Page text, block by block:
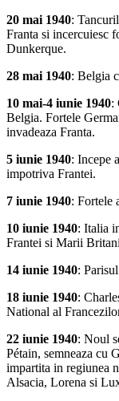
20 mai 1940:
Franta si incercuiesc
Dunkerque.
28 mai 1940: Belgia
10 mai-4 iunie 1940:
Belgia. Fortele
invadeaza Franta.
5 iunie 1940: Incepe
impotriva Frantei.
7 iunie 1940: Fortele
10 iunie 1940: Italia
Frantei si Marii
14 iunie 1940:
18 iunie 1940:
National al
22 iunie 1940: Noul
Pétain, semneaza cu
impartita in regiunea
Alsacia, Lorena si